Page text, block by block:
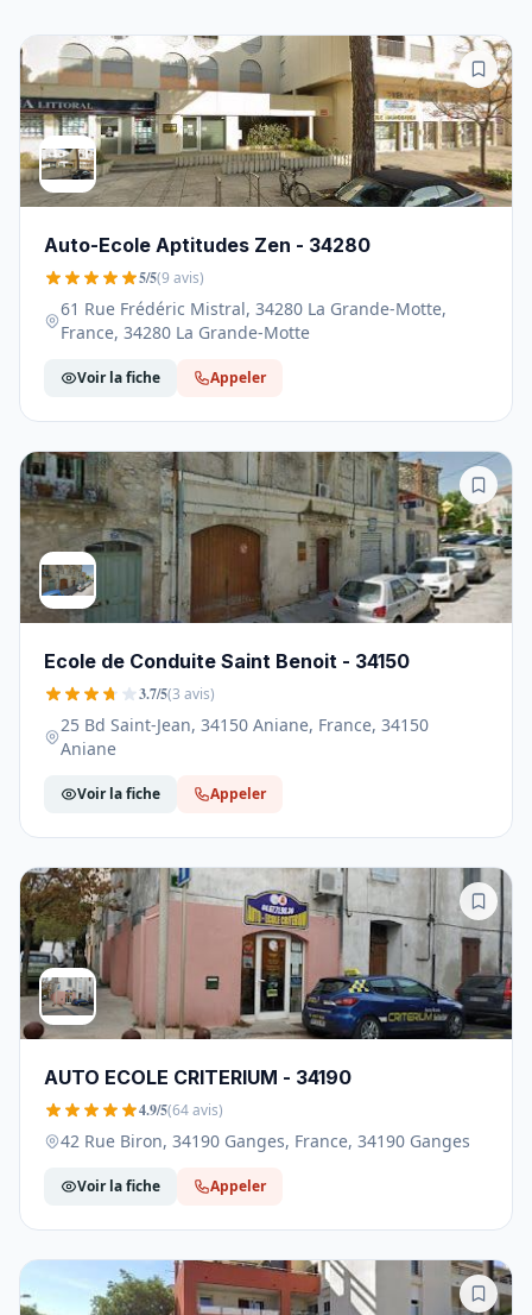
Auto-Ecole Aptitudes Zen - 34280
5/5(9 avis)
61 Rue Frédéric Mistral, 34280 La Grande-Motte,
France, 34280 La Grande-Motte
Voir la fiche Appeler
Ecole de Conduite Saint Benoit - 34150
3.7/5(3 avis)
25 Bd Saint-Jean, 34150 Aniane, France, 34150
Aniane
Voir la fiche Appeler
AUTO ECOLE CRITERIUM - 34190
4.9/5(64 avis)
42 Rue Biron, 34190 Ganges, France, 34190 Ganges
Voir la fiche Appeler